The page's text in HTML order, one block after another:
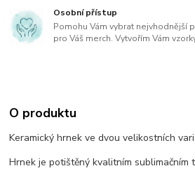
Osobní přístup
Pomohu Vám vybrat nejvhodnější
pro Váš merch. Vytvořím Vám
O produktu
Keramický hrnek ve dvou velikostních
Hrnek je potištěný kvalitním sublimačním